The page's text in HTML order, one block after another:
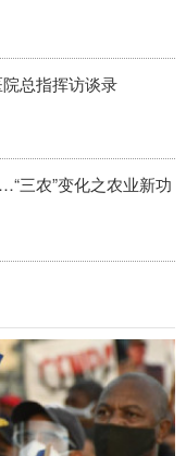
总指挥访谈录
三农”变化之农业新功